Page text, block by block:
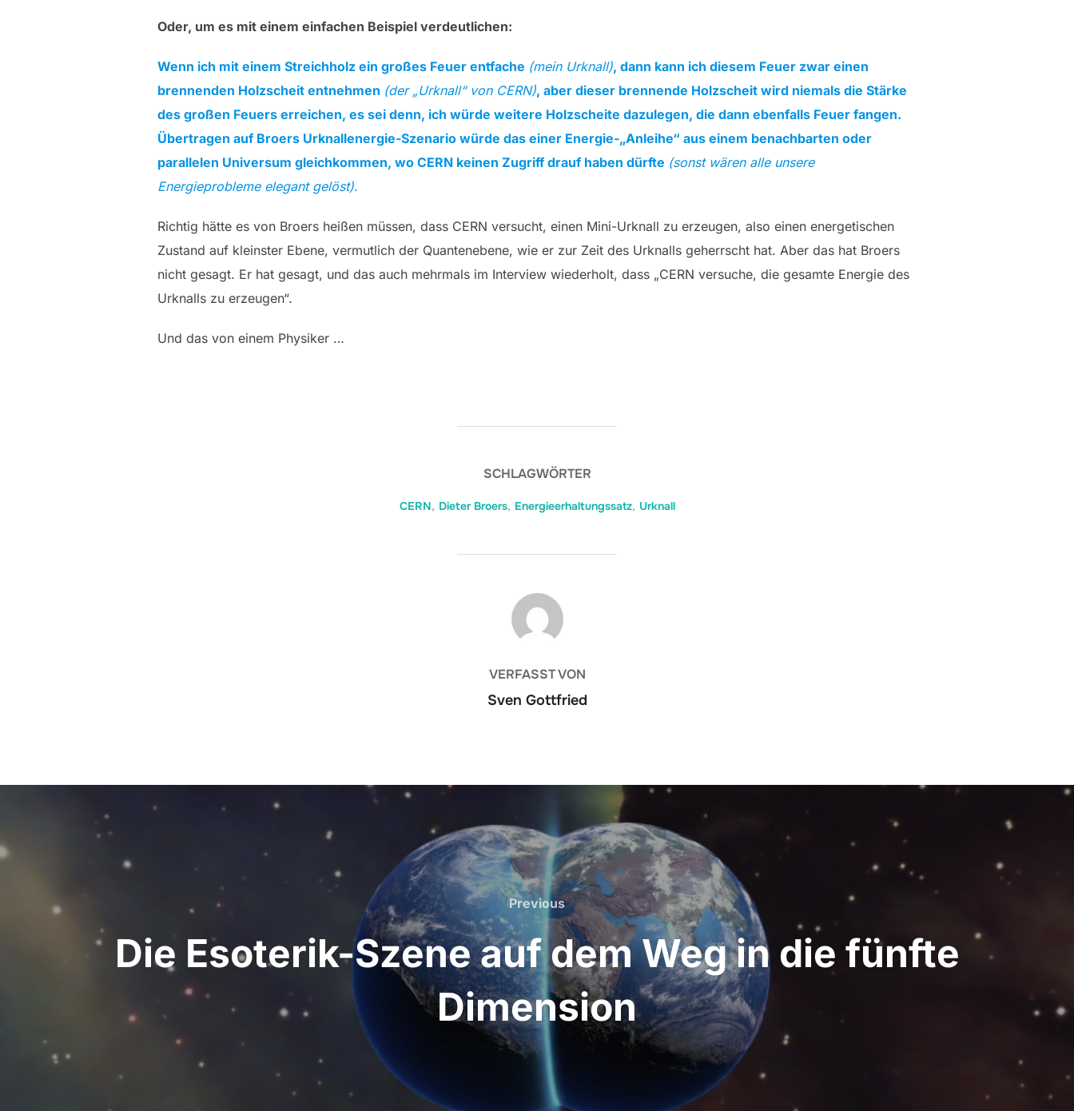
Oder, um es mit einem einfachen Beispiel verdeutlichen:
Wenn ich mit einem Streichholz ein großes Feuer entfache (mein Urknall), dann kann ich diesem Feuer zwar einen
brennenden Holzscheit entnehmen (der „Urknall“ von CERN), aber dieser brennende Holzscheit wird niemals die Stärke
des großen Feuers erreichen, es sei denn, ich würde weitere Holzscheite dazulegen, die dann ebenfalls Feuer fangen.
Übertragen auf Broers Urknallenergie-Szenario würde das einer Energie-„Anleihe“ aus einem benachbarten oder
parallelen Universum gleichkommen, wo CERN keinen Zugriff drauf haben dürfte (sonst wären alle unsere
Energieprobleme elegant gelöst).
Richtig hätte es von Broers heißen müssen, dass CERN versucht, einen Mini-Urknall zu erzeugen, also einen energetischen
Zustand auf kleinster Ebene, vermutlich der Quantenebene, wie er zur Zeit des Urknalls geherrscht hat. Aber das hat Broers
nicht gesagt. Er hat gesagt, und das auch mehrmals im Interview wiederholt, dass „CERN versuche, die gesamte Energie des
Urknalls zu erzeugen“.
Und das von einem Physiker …
SCHLAGWÖRTER
CERN, Dieter Broers, Energieerhaltungssatz, Urknall
BEITRAGSAUTOR
VERFASST VON
Sven Gottfried
Navigation
Previous
Previous
Die Esoterik-Szene auf dem Weg in die fünfte
Dimension